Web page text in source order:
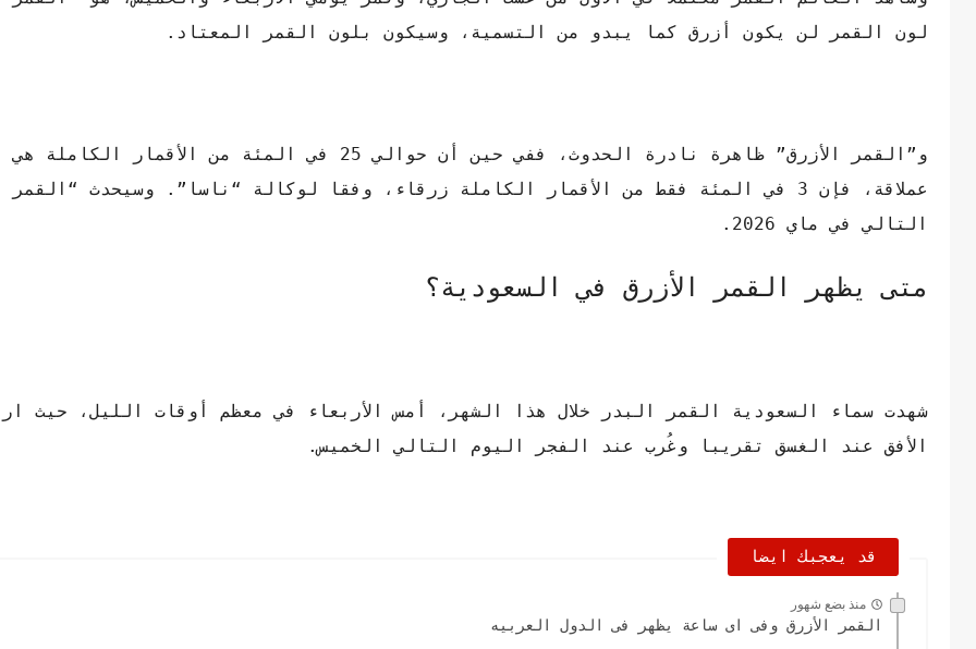
لون القمر لن يكون أزرق كما يبدو من التسمية، وسيكون بلون القمر المعتاد.
و”القمر الأزرق” ظاهرة نادرة الحدوث، ففي حين أن حوالي 25 في المئة من الأقمار
عملاقة، فإن 3 في المئة فقط من الأقمار الكاملة زرقاء، وفقا لوكالة “ناسا”. وسيحدث “القمر
التالي في ماي 2026.
متى يظهر القمر الأزرق في السعودية؟
شهدت سماء السعودية القمر البدر خلال هذا الشهر، أمس الأربعاء في معظم أوقات الليل، حيث
الأفق عند الغسق تقريبا وغُرب عند الفجر اليوم التالي الخميس.
قد يعجبك ايضا
منذ بضع شهور
القمر الأزرق وفى اى ساعة يظهر فى الدول العربيه